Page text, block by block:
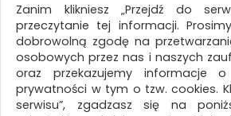
KATEGORIE
WSZYSTKIE KATEGORIE
FILTRY
Zanim klikniesz „Przejdź do
przeczytanie tej informacji.
dobrowolną zgodę na
osobowych przez nas i naszych
oraz przekazujemy informacje
prywatności w tym o tzw. cookies.
serwisu”, zgadzasz się na